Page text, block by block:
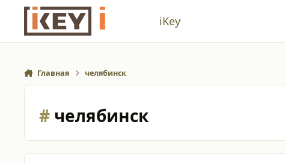
Перейти к содержанию
iKey
Главная челябинск
#челябинск